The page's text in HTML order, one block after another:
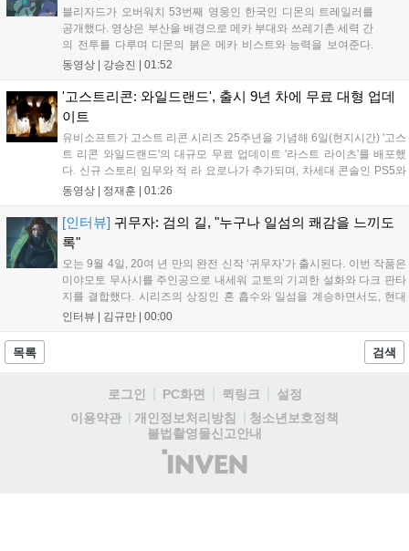
블리자드가 오버워치 53번째 영웅인 한국인 디몬의 트레일러를
공개했다. 영상은 부산을 배경으로 메카 부대와 쓰레기촌 세력 간
의 전투를 다루며 디몬의 붉은 메카 비스트와 능력을 보여준다.
블리자드는 7일 게임플레이 영상 공개를 시작으로 10일 시즌4 트
시할 예정이다. 향후 메카 부대와 탈론의 대립이 본격화될 전망이
다....
동영상 | 강승진 01:52
'고스트리콘: 와일드랜드', 출시 9년 차에 무료 대형 업데
이트
유비소프트가 고스트 리콘 시리즈 25주년을 기념해 6일(현지시간) '고스
트 리콘 와일드랜드'의 대규모 무료 업데이트 '라스트 라이츠'를 배포했
다. 신규 스토리 임무와 적 라 요로나가 추가되며, 차세대 콘솔인 PS5와
Xbox Series X|S에서 4K 60FPS를 지원한다. 또한 편의성 개선과 함께
리를 제공한다....
동영상 | 정재훈 01:26
[인터뷰] 귀무자: 검의 길, "누구나 일섬의 쾌감을 느끼도
록"
오는 9월 4일, 20여 년 만의 완전 신작 ‘귀무자’가 출시된다. 이번 작품은
미야모토 무사시를 주인공으로 내세워 교토의 기괴한 설화와 다크 판타
지를 결합했다. 시리즈의 상징인 혼 흡수와 일섬을 계승하면서도, 현대
적인 검극 액션과 '무너뜨리기 일섬'을 더해 전투의 깊이를 더했다. 개발
하고자 했으며, 실제 검술 전문가의 모션 캡처를 통해 리얼리티를 극대
화했다. 세계관을 새롭게 재구성한 이번 신작은 기존 시리즈와 설정은
시리즈 팬과 신규 이용자 모두에게 새로운 재미를 선사할 예정이다....
인터뷰 | 김규만 00:00
목록 검색
로그인 PC화면 퀵링크
설정
이용약관
개인정보처리방침
청소년보호정책
불법촬영물신고안내
(주)
인